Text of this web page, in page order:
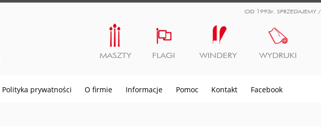
Polityka prywatności O firmie Informacje Pomoc Kontakt Facebook